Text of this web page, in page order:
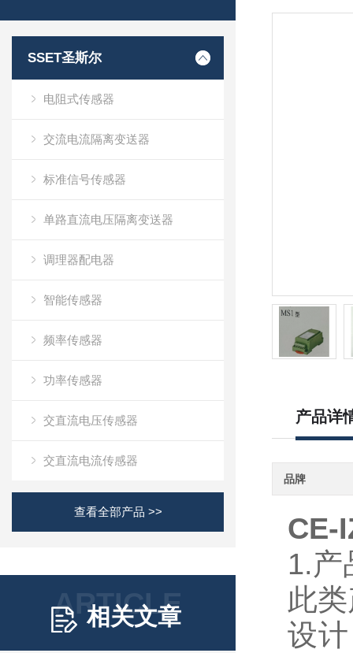
SSET圣斯尔
电阻式传感器
交流电流隔离变送器
标准信号传感器
单路直流电压隔离变送器
调理器配电器
智能传感器
频率传感器
功率传感器
交直流电压传感器
交直流电流传感器
查看全部产品 >>
ARTICLE
相关文章
产品详
品牌
CE-
1.产
此
设